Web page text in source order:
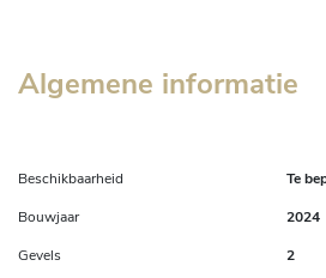
Algemene informatie
Beschikbaarheid
Te
Bouwjaar
2024
Gevels
2